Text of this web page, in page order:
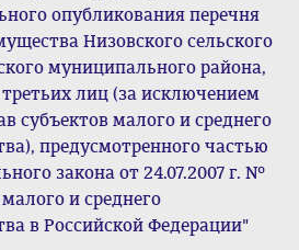
опубликования перечня
Низовского сельского
муниципального района,
лиц (за исключением
субъектов малого и среднего
предусмотренного частью
закона от 24.07.2007 г. №
и среднего
в Российской Федерации"